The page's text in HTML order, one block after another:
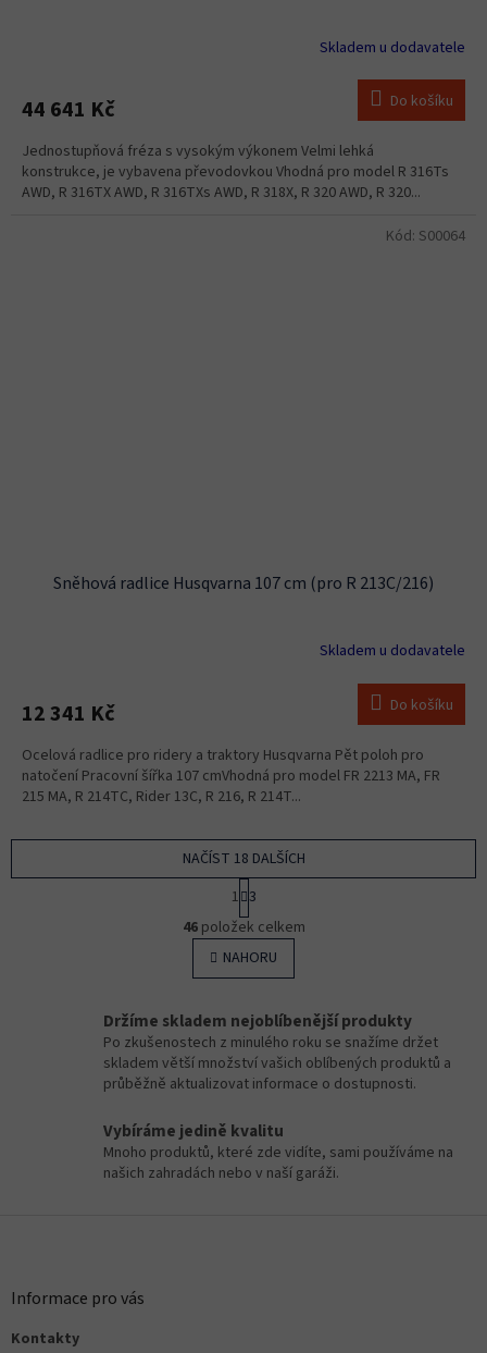
Skladem u dodavatele
44 641 Kč Do košíku
Jednostupňová fréza s vysokým výkonem Velmi lehká
konstrukce, je vybavena převodovkou Vhodná pro model R 316Ts
AWD, R 316TX AWD, R 316TXs AWD, R 318X, R 320 AWD, R 320...
Sněhová radlice Husqvarna 107 cm (pro R 213C/216)
Skladem u dodavatele
12 341 Kč Do košíku
Ocelová radlice pro ridery a traktory Husqvarna Pět poloh pro
natočení Pracovní šířka 107 cmVhodná pro model FR 2213 MA, FR
215 MA, R 214TC, Rider 13C, R 216, R 214T...
Kód: S00064
O
v
l
á
a
c
í
p
v
k
y
v
NAČÍST 18 DALŠÍCH
S
t
r
á
n
k
v
á
n
í
1 3
46položek celkem
NAHORU
Držíme skladem nejoblíbenější produkty
Po zkušenostech z minulého roku se snažíme držet
skladem větší množství vašich oblíbených produktů a
průběžně aktualizovat informace o dostupnosti.
Vybíráme jedině kvalitu
Mnoho produktů, které zde vidíte, sami používáme na
našich zahradách nebo v naší garáži.
Informace pro vás
Kontakty